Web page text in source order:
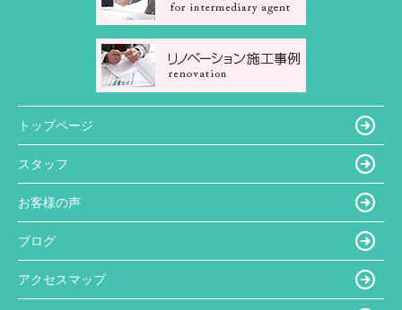
トップページ
スタッフ
お客様の声
ブログ
アクセスマップ